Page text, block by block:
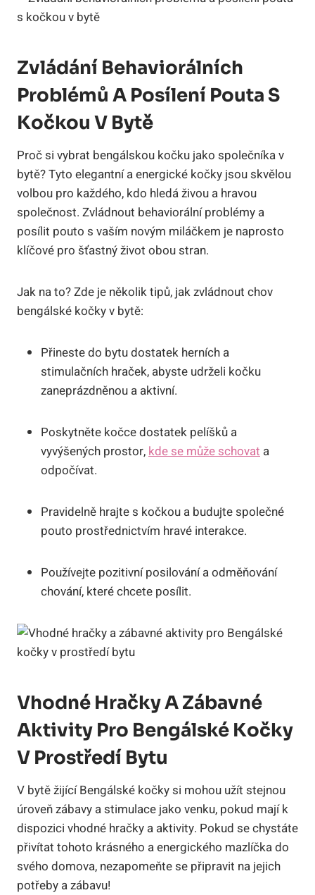
Zvládání ⁤behaviorálních
Problémů A ‌posílení Pouta S
Kočkou V‌ Bytě
Proč ‌si vybrat bengálskou kočku jako společníka v
‍bytě? Tyto ‍elegantní a ⁣energické​ kočky⁣ jsou skvělou
volbou pro každého, ​kdo​ hledá ⁤živou a hravou‍
společnost.‌ Zvládnout ‌behaviorální problémy a‌
posílit‍ pouto s vaším novým miláčkem⁢ je ‍naprosto
klíčové‌ pro šťastný život‌ obou ​stran.
Jak na to? Zde ​je několik⁤ tipů, jak zvládnout chov
bengálské kočky v bytě:
Přineste​ do‌ bytu dostatek herních a
stimulačních hraček, ⁤abyste udrželi kočku
zaneprázdněnou a aktivní.
Poskytněte kočce dostatek‌ pelíšků a
vyvýšených prostor, kde se může schovat a
odpočívat.
Pravidelně hrajte s kočkou ⁢a budujte⁣ společné
pouto prostřednictvím hravé interakce.
Používejte pozitivní posilování a odměňování
chování, ‍které chcete ⁣posílit.
Vhodné Hračky A Zábavné⁢
Aktivity Pro Bengálské ‌kočky
V​ Prostředí Bytu
V bytě žijící Bengálské kočky si mohou užít ‍stejnou
úroveň‌ zábavy⁤ a stimulace jako venku, pokud ‍mají k
dispozici vhodné⁤ hračky a aktivity. Pokud se chystáte
přivítat tohoto‍ krásného⁣ a energického mazlíčka do
svého ‍domova, ⁢nezapomeňte se připravit na⁤ jejich
⁤potřeby a zábavu!